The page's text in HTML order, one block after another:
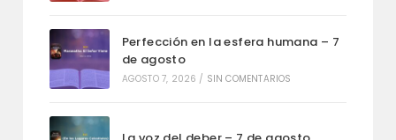
Perfección en la esfera humana – 7
de agosto
AGOSTO 7, 2026 / SIN COMENTARIOS